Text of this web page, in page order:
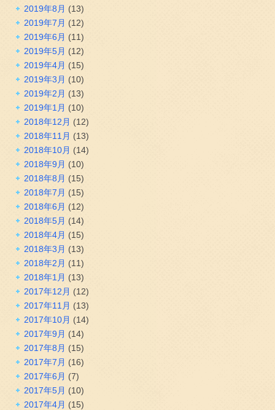
2019年8月 (13)
2019年7月 (12)
2019年6月 (11)
2019年5月 (12)
2019年4月 (15)
2019年3月 (10)
2019年2月 (13)
2019年1月 (10)
2018年12月 (12)
2018年11月 (13)
2018年10月 (14)
2018年9月 (10)
2018年8月 (15)
2018年7月 (15)
2018年6月 (12)
2018年5月 (14)
2018年4月 (15)
2018年3月 (13)
2018年2月 (11)
2018年1月 (13)
2017年12月 (12)
2017年11月 (13)
2017年10月 (14)
2017年9月 (14)
2017年8月 (15)
2017年7月 (16)
2017年6月 (7)
2017年5月 (10)
2017年4月 (15)